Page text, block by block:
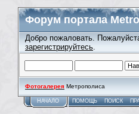
Форум портала
Добро пожаловать.
зарегистрируйтесь.
Фотогалерея Метрополиса
НАЧАЛО ПОМОЩЬ ПОИСК